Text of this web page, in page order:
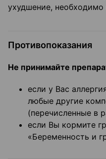
ухудшение, необходимо
Противопоказания
Не принимайте
если у Вас
любые другие
(перечисленные в
если Вы кормите
«Беременность и